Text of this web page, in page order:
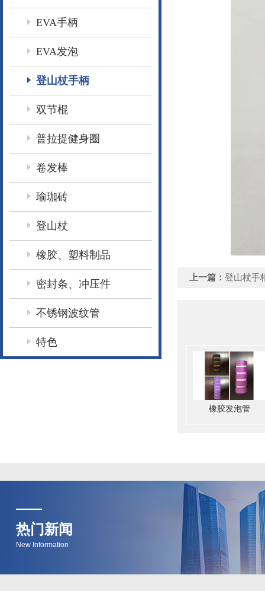
EVA手柄
EVA发泡
登山杖手柄
双节棍
普拉提健身圈
卷发棒
瑜珈砖
登山杖
橡胶、塑料制品
密封条、冲压件
不锈钢波纹管
特色
上一篇： 登山杖手
橡胶发泡管
热门新闻
New Information